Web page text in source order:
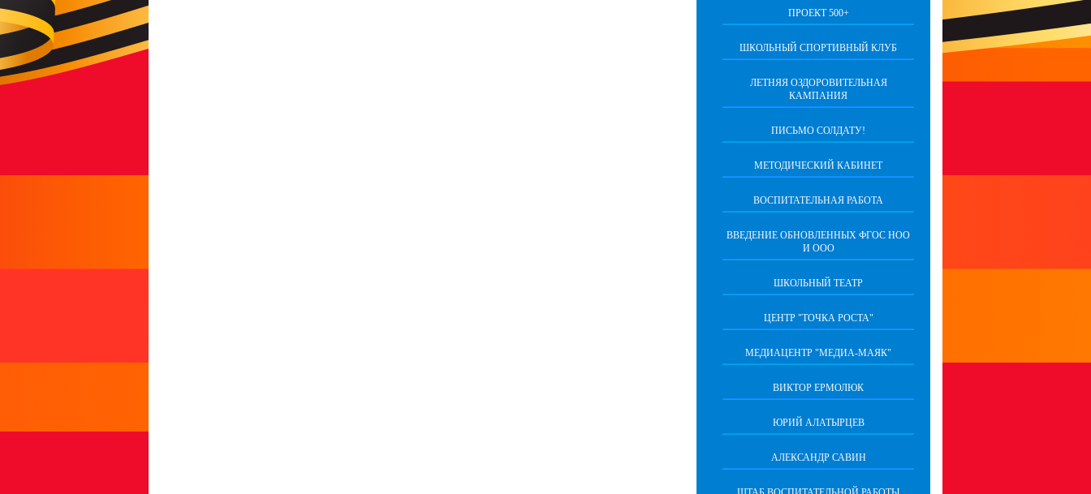
ПРОЕКТ 500+
ШКОЛЬНЫЙ СПОРТИВНЫЙ КЛУБ
ЛЕТНЯЯ ОЗДОРОВИТЕЛЬНАЯ
КАМПАНИЯ
ПИСЬМО СОЛДАТУ!
МЕТОДИЧЕСКИЙ КАБИНЕТ
ВОСПИТАТЕЛЬНАЯ РАБОТА
ВВЕДЕНИЕ ОБНОВЛЕННЫХ ФГОС НОО
И ООО
ШКОЛЬНЫЙ ТЕАТР
ЦЕНТР "ТОЧКА РОСТА"
МЕДИАЦЕНТР "МЕДИА-МАЯК"
ВИКТОР ЕРМОЛЮК
ЮРИЙ АЛАТЫРЦЕВ
АЛЕКСАНДР САВИН